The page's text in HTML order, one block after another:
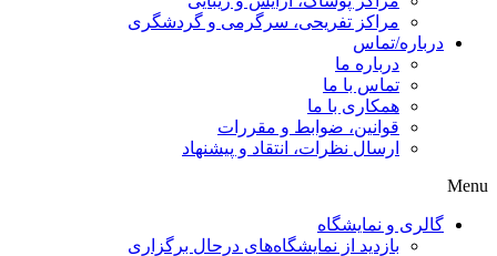
مراکز تفریحی، سرگرمی و گردشگری
درباره/تماس
درباره ما
تماس با ما
همکاری با ما
قوانین، ضوابط و مقررات
ارسال نظرات، انتقاد و پیشنهاد
Menu
گالری و نمایشگاه
بازدید از نمایشگاه‌های درحال برگزاری